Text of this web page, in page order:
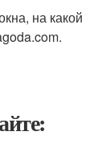
на какой